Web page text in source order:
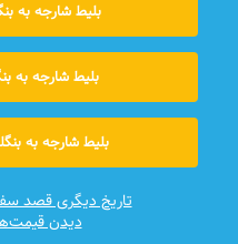
بلیط شارجه به بنگلور جمعه ۱۶ مرداد
بلیط شارجه به بنگلور شنبه ۱۷ مرداد
بلیط شارجه به بنگلور یک‌شنبه ۱۸ مرداد
تاریخ دیگری قصد
دیدن